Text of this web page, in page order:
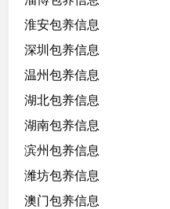
淮安包养信息
深圳包养信息
温州包养信息
湖北包养信息
湖南包养信息
滨州包养信息
潍坊包养信息
澳门包养信息